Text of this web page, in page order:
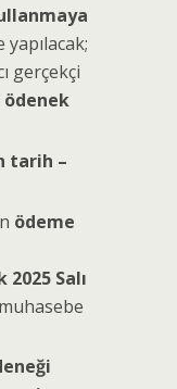
yapılacak;
gerçekçi
ödenek
tarih –
ödeme
2025 Salı